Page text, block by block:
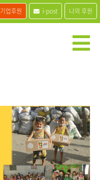
기업후원 i-post 나의 후원